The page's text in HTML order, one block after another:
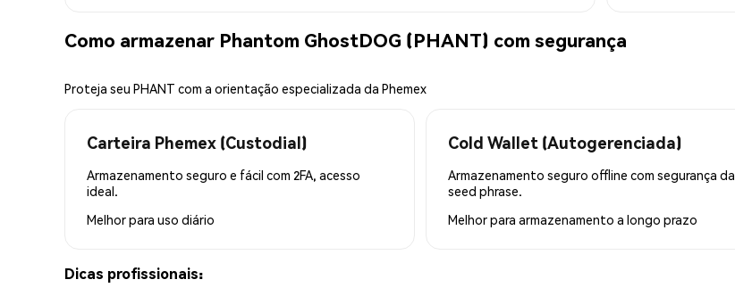
Como armazenar Phantom GhostDOG (PHANT) com segurança
Proteja seu PHANT com a orientação especializada da Phemex
Carteira Phemex (Custodial)
Armazenamento seguro e fácil com 2FA, acesso
ideal.
Melhor para uso diário
Cold Wallet (Autogerenciada)
Armazenamento seguro offline com segurança da
seed phrase.
Melhor para armazenamento a longo prazo
Dicas profissionais: